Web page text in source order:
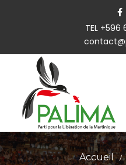
TEL
Accueil /